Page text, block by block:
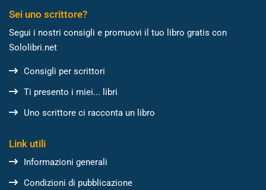
Sei uno scrittore?
Segui i nostri consigli e promuovi il tuo libro gratis con
Sololibri.net
Consigli per scrittori
Ti presento i miei... libri
Uno scrittore ci racconta un libro
Link utili
Informazioni generali
Condizioni di pubblicazione